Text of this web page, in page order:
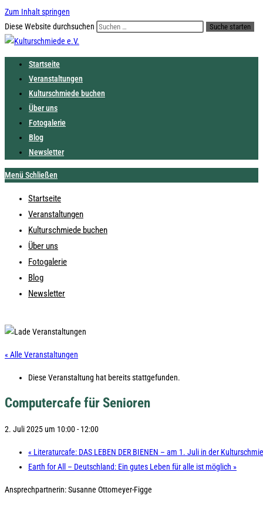
Zum Inhalt springen
Diese Website durchsuchen
Suche starten
Startseite
Veranstaltungen
Kulturschmiede buchen
Über uns
Fotogalerie
Blog
Newsletter
Menü Schließen
Startseite
Veranstaltungen
Kulturschmiede buchen
Über uns
Fotogalerie
Blog
Newsletter
« Alle Veranstaltungen
Diese Veranstaltung hat bereits stattgefunden.
Computercafe für Senioren
2. Juli 2025 um 10:00-12:00
« Literaturcafe: DAS LEBEN DER BIENEN – am 1. Juli in der
Earth for All – Deutschland: Ein gutes Leben für alle ist möglich »
Ansprechpartnerin: Susanne Ottomeyer-Figge